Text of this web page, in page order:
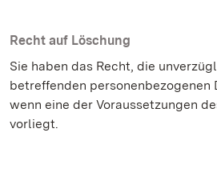
Recht auf Löschung
Sie haben das Recht, die
betreffenden personenbezogenen
wenn eine der Voraussetzungen
vorliegt.